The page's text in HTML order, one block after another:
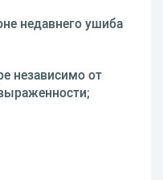
недавнего ушиба
независимо от